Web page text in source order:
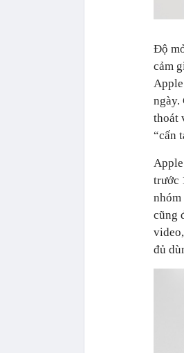
Độ
cảm
ngày.
thoát
“cấn
trước
nhóm
cũng
đủ